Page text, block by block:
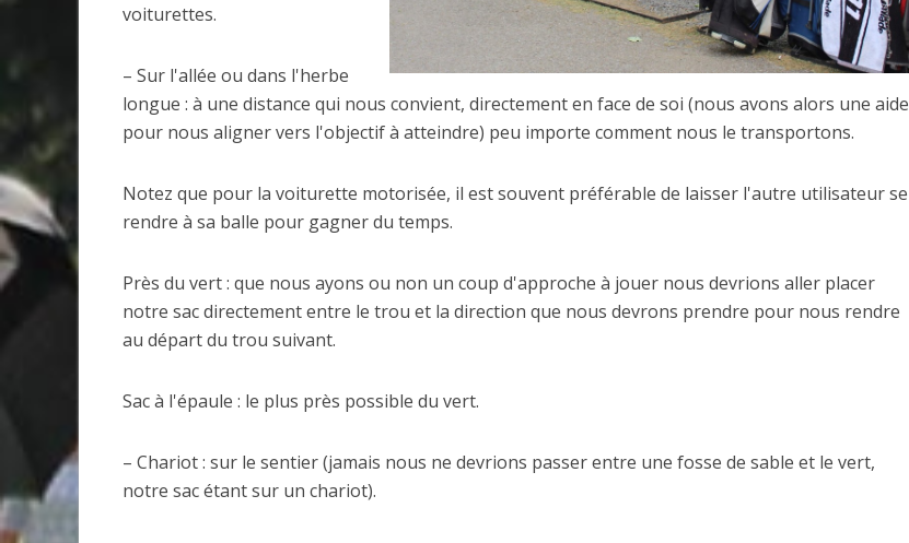
voiturettes.
– Sur l'allée ou dans l'herbe
longue : à une distance qui nous convient, directement en face de soi (nous avons alors une aide
pour nous aligner vers l'objectif à atteindre) peu importe comment nous le transportons.
Notez que pour la voiturette motorisée, il est souvent préférable de laisser l'autre utilisateur se
rendre à sa balle pour gagner du temps.
Près du vert : que nous ayons ou non un coup d'approche à jouer nous devrions aller placer
notre sac directement entre le trou et la direction que nous devrons prendre pour nous rendre
au départ du trou suivant.
Sac à l'épaule : le plus près possible du vert.
– Chariot : sur le sentier (jamais nous ne devrions passer entre une fosse de sable et le vert,
notre sac étant sur un chariot).